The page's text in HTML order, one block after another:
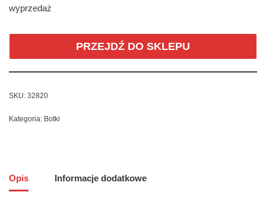
wyprzedaż
PRZEJDŹ DO SKLEPU
SKU: 32820
Kategoria: Botki
Opis Informacje dodatkowe